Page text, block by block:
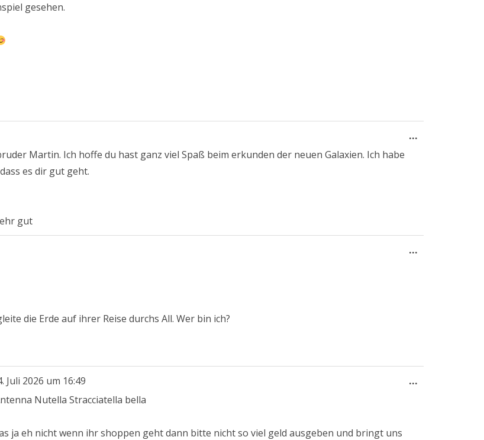
gesehen.
Martin. Ich hoffe du hast ganz viel Spaß beim erkunden der neuen Galaxien. Ich habe
es dir gut geht.
gut
...
die Erde auf ihrer Reise durchs All. Wer bin ich?
...
Juli 2026 um 16:49
Nutella Stracciatella bella
ja eh nicht wenn ihr shoppen geht dann bitte nicht so viel geld ausgeben und bringt uns
...